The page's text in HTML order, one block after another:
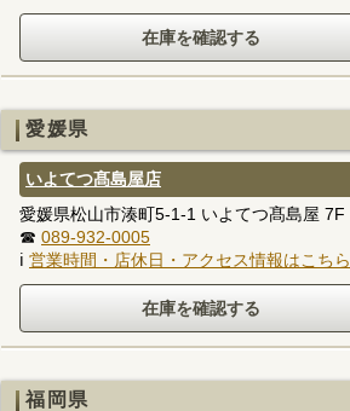
愛媛県
いよてつ髙島屋店
愛媛県松山市湊町5-1-1 いよてつ髙島屋 7F
☎ 089-932-0005
ℹ 営業時間・店休日・アクセス情報はこちら
福岡県